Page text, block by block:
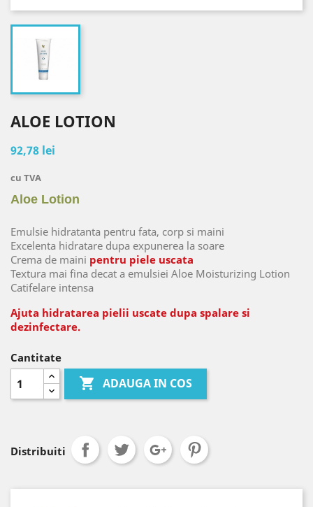
ALOE LOTION
92,78 lei
cu TVA
Aloe Lotion
Emulsie hidratanta pentru fata, corp si maini
Excelenta hidratare dupa expunerea la soare
Crema de maini pentru piele uscata
Textura mai fina decat a emulsiei Aloe Moisturizing Lotion
Catifelare intensa
Ajuta hidratarea pielii uscate dupa spalare si
dezinfectare.
Cantitate
 ADAUGA IN COS
Distribuiti